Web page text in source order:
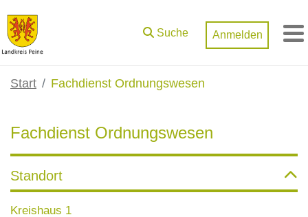
Zum Hauptinhalt springen
Suche
Anmelden
Start Fachdienst Ordnungswesen
Fachdienst Ordnungswesen
Standort
Kreishaus 1